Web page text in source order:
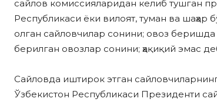
сайлов комиссияларидан келиб тушган
Республикаси ёки вилоят, туман ва
олган сайловчилар сонини; овоз
берилган овозлар сонини; ҳақиқий эмас
Сайловда иштирок этган
Ўзбекистон Республикаси Президенти